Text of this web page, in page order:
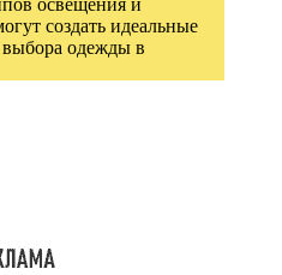
создать идеальные
выбора одежды в